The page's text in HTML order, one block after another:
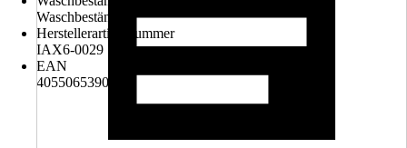
Waschbeständig
Herstellerartikelnummer
IAX6-0029
EAN
4055065390296